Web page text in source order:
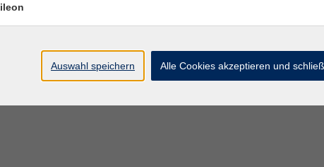
Auswahl speichern Alle Cookies akzeptieren und